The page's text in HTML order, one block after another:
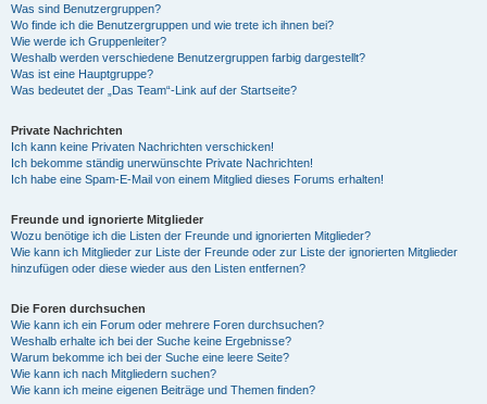
Was sind Benutzergruppen?
Wo finde ich die Benutzergruppen und wie trete ich ihnen bei?
Wie werde ich Gruppenleiter?
Weshalb werden verschiedene Benutzergruppen farbig dargestellt?
Was ist eine Hauptgruppe?
Was bedeutet der „Das Team“-Link auf der Startseite?
Private Nachrichten
Ich kann keine Privaten Nachrichten verschicken!
Ich bekomme ständig unerwünschte Private Nachrichten!
Ich habe eine Spam-E-Mail von einem Mitglied dieses Forums erhalten!
Freunde und ignorierte Mitglieder
Wozu benötige ich die Listen der Freunde und ignorierten Mitglieder?
Wie kann ich Mitglieder zur Liste der Freunde oder zur Liste der ignorierten Mitglieder
hinzufügen oder diese wieder aus den Listen entfernen?
Die Foren durchsuchen
Wie kann ich ein Forum oder mehrere Foren durchsuchen?
Weshalb erhalte ich bei der Suche keine Ergebnisse?
Warum bekomme ich bei der Suche eine leere Seite?
Wie kann ich nach Mitgliedern suchen?
Wie kann ich meine eigenen Beiträge und Themen finden?